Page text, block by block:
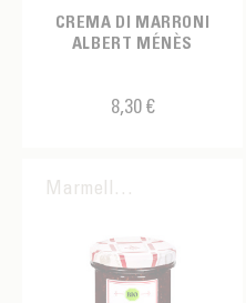
CREMA DI MARRONI
ALBERT MÉNÈS
8,30 €
Marmellata